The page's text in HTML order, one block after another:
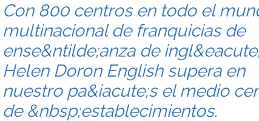
Con 800 centros en todo el
multinacional de franquicias de
ense&ntilde;anza de
Helen Doron English supera en
nuestro pa&iacute;s el medio
de &nbsp;establecimientos.